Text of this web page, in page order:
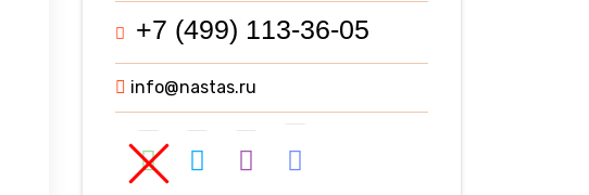
+7 (499) 113-36-05
info@nastas.ru